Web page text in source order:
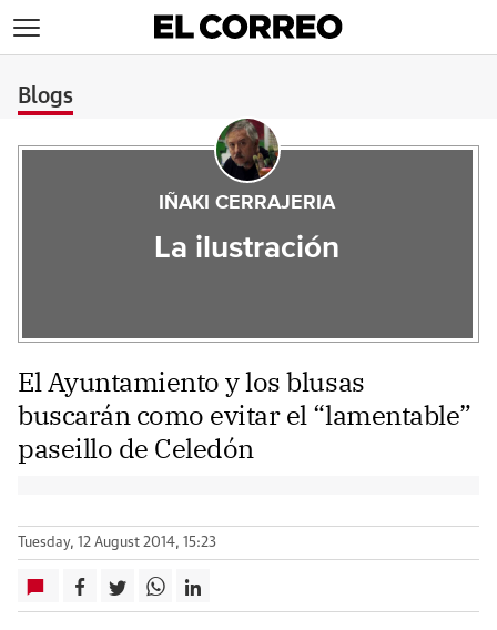
Blogs
IÑAKI CERRAJERIA
La ilustración
El Ayuntamiento y los blusas
buscarán como evitar el “lamentable”
paseillo de Celedón
Tuesday, 12 August 2014, 15:23